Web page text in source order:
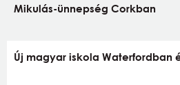
Mikulás-ünnepség Corkban
Új magyar iskola Waterfordban